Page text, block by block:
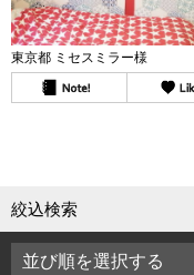
東京都 ミセスミラー様
絞込検索